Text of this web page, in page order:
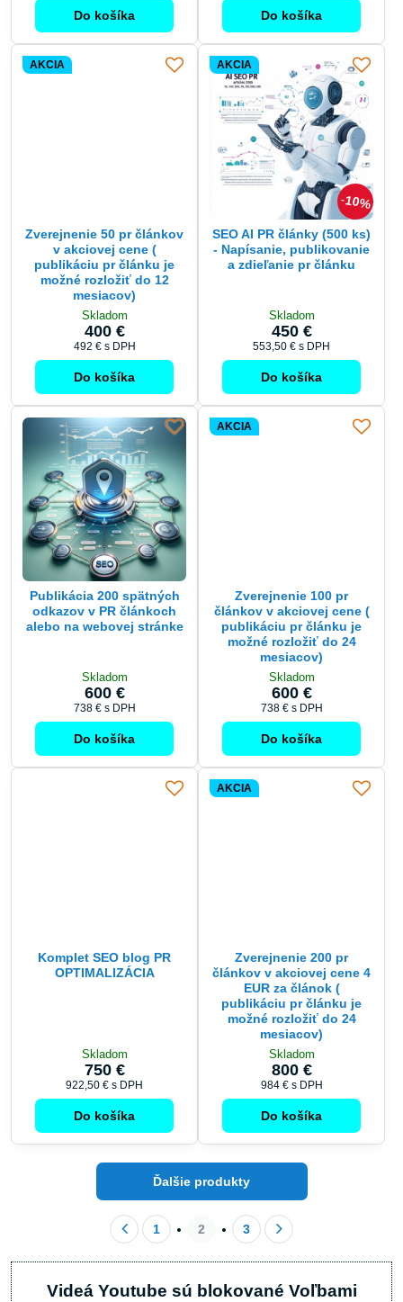
Do košíka Do košíka
AKCIA
Zverejnenie 50 pr článkov
v akciovej cene (
publikáciu pr článku je
možné rozložiť do 12
mesiacov)
Skladom
400 €
492 € s DPH
Do košíka
10%
AKCIA
SEO AI PR články (500 ks)
- Napísanie, publikovanie
a zdieľanie pr článku
Skladom
450 €
553,50 € s DPH
Do košíka
Publikácia 200 spätných
odkazov v PR článkoch
alebo na webovej stránke
Skladom
600 €
738 € s DPH
Do košíka
AKCIA
Zverejnenie 100 pr
článkov v akciovej cene (
publikáciu pr článku je
možné rozložiť do 24
mesiacov)
Skladom
600 €
738 € s DPH
Do košíka
Komplet SEO blog PR
OPTIMALIZÁCIA
Skladom
750 €
922,50 € s DPH
Do košíka
AKCIA
Zverejnenie 200 pr
článkov v akciovej cene 4
EUR za článok (
publikáciu pr článku je
možné rozložiť do 24
mesiacov)
Skladom
800 €
984 € s DPH
Do košíka
Ďalšie produkty
1 2 3
Videá Youtube sú blokované Voľbami